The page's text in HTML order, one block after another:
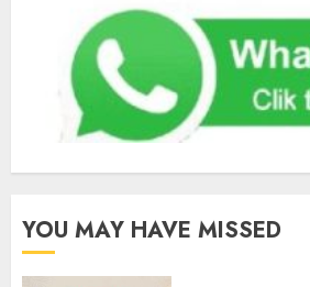
YOU MAY HAVE MISSED